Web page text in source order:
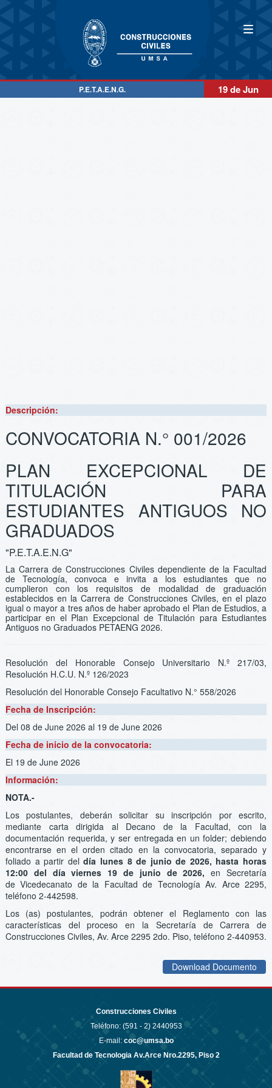
P.E.T.A.E.N.G. 19 de Jun
Descripción:
CONVOCATORIA N.° 001/2026
PLAN EXCEPCIONAL DE
TITULACIÓN PARA
ESTUDIANTES ANTIGUOS NO
GRADUADOS
"P.E.T.A.E.N.G"
La Carrera de Construcciones Civiles dependiente de la Facultad
de Tecnología, convoca e invita a los estudiantes que no
cumplieron con los requisitos de modalidad de graduación
establecidos en la Carrera de Construcciones Civiles, en el plazo
igual o mayor a tres años de haber aprobado el Plan de Estudios, a
participar en el Plan Excepcional de Titulación para Estudiantes
Antiguos no Graduados PETAENG 2026.
Resolución del Honorable Consejo Universitario N.º 217/03,
Resolución H.C.U. N.º 126/2023
Resolución del Honorable Consejo Facultativo N.° 558/2026
Fecha de Inscripción:
Del 08 de June 2026 al 19 de June 2026
Fecha de inicio de la convocatoria:
El 19 de June 2026
Información:
NOTA.-
Los postulantes, deberán solicitar su inscripción por escrito,
mediante carta dirigida al Decano de la Facultad, con la
documentación requerida, y ser entregada en un folder; debiendo
encontrarse en el orden citado en la convocatoria, separado y
foliado a partir deldía lunes 8 de junio de 2026, hasta horas
12:00 del día viernes 19 de junio de 2026,en Secretaría
de Vicedecanato de la Facultad de Tecnología Av. Arce 2295,
teléfono 2-442598.
Los (as) postulantes, podrán obtener el Reglamento con las
características del proceso en la Secretaría de Carrera de
Construcciones Civiles, Av. Arce 2295 2do. Piso, teléfono 2-440953.
Download Documento
Construcciones Civiles
Teléfono: (591 - 2) 2440953
E-mail: coc@umsa.bo
Facultad de Tecnologia Av.Arce Nro.2295, Piso 2